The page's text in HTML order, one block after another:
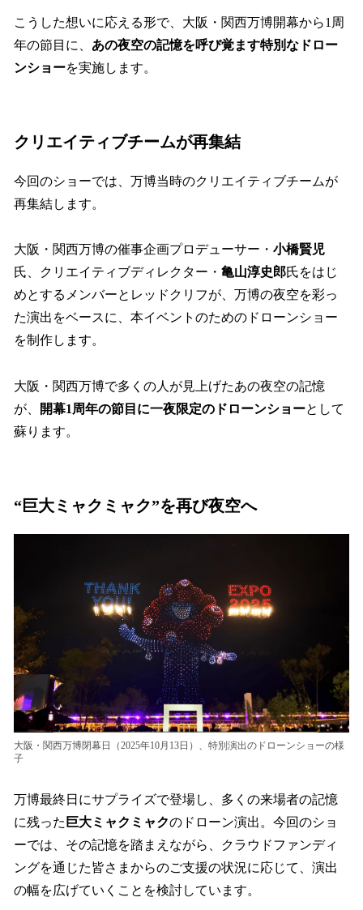
こうした想いに応える形で、大阪・関西万博開幕から1周
年の節目に、 あの夜空の記憶を呼び覚ます特別なドロー
ンショーを実施します。
クリエイティブチームが再集結
今回のショーでは、万博当時のクリエイティブチームが
再集結します。
大阪・関西万博の催事企画プロデューサー・ 小橋賢児
氏、クリエイティブディレクター・ 亀山淳史郎氏をはじ
めとするメンバーとレッドクリフが、万博の夜空を彩っ
た演出をベースに、本イベントのためのドローンショー
を制作します。
大阪・関西万博で多くの人が見上げたあの夜空の記憶
が、
開幕1周年の節目に一夜限定のドローンショーとして
蘇ります。
“巨大ミャクミャク”を再び夜空へ
大阪・関西万博閉幕日（2025年10月13日）、特別演出のドローンショーの様
子
万博最終日にサプライズで登場し、多くの来場者の記憶
に残った 巨大ミャクミャクのドローン演出。今回のショ
ーでは、その記憶を踏まえながら、クラウドファンディ
ングを通じた皆さまからのご支援の状況に応じて、演出
の幅を広げていくことを検討しています。